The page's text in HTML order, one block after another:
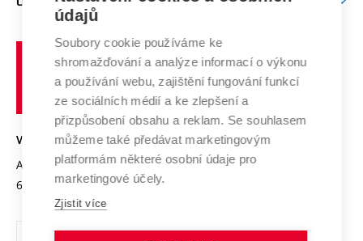
E-přihláška
Systém zajišťování kvality výzkumu
Výzkumné infrastruktury
Transfer znalostí
Open Science
Projekty
Projekty ze strukturálních fondů
Specifický výzkum
Zahraniční spolupráce
Spolupráce se školami
Mezinárodní dohody
Univerzitní sítě
Profil univerzity
Udržitelná univerzita
Podnikavá univerzita / ContriBUTe
Bezpečná univerzita
Vyznamenání
Organizační struktura
učení
technické
Brně
VYSOKÉ UČENÍ TECHNICKÉ V BRNĚ
Antonínská 548/1
602 00 Brno
www.vut.cz
vut@vutbr.cz
údajů
Soubory cookie používáme ke
shromažďování a analýze informací o výkonu
a používání webu, zajištění fungování funkcí
ze sociálních médií a ke zlepšení a
přizpůsobení obsahu a reklam. Se souhlasem
můžeme také předávat marketingovým
platformám některé osobní údaje pro
marketingové účely.
Zjistit více